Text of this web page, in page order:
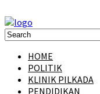
HOME
POLITIK
KLINIK PILKADA
PENDIDIKAN